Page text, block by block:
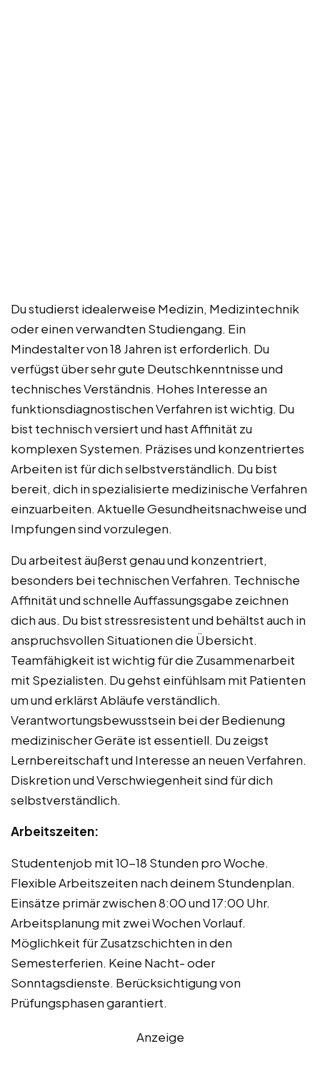
Du studierst idealerweise Medizin, Medizintechnik
oder einen verwandten Studiengang. Ein
Mindestalter von 18 Jahren ist erforderlich. Du
verfügst über sehr gute Deutschkenntnisse und
technisches Verständnis. Hohes Interesse an
funktionsdiagnostischen Verfahren ist wichtig. Du
bist technisch versiert und hast Affinität zu
komplexen Systemen. Präzises und konzentriertes
Arbeiten ist für dich selbstverständlich. Du bist
bereit, dich in spezialisierte medizinische Verfahren
einzuarbeiten. Aktuelle Gesundheitsnachweise und
Impfungen sind vorzulegen.
Du arbeitest äußerst genau und konzentriert,
besonders bei technischen Verfahren. Technische
Affinität und schnelle Auffassungsgabe zeichnen
dich aus. Du bist stressresistent und behältst auch in
anspruchsvollen Situationen die Übersicht.
Teamfähigkeit ist wichtig für die Zusammenarbeit
mit Spezialisten. Du gehst einfühlsam mit Patienten
um und erklärst Abläufe verständlich.
Verantwortungsbewusstsein bei der Bedienung
medizinischer Geräte ist essentiell. Du zeigst
Lernbereitschaft und Interesse an neuen Verfahren.
Diskretion und Verschwiegenheit sind für dich
selbstverständlich.
Arbeitszeiten:
Studentenjob mit 10-18 Stunden pro Woche.
Flexible Arbeitszeiten nach deinem Stundenplan.
Einsätze primär zwischen 8:00 und 17:00 Uhr.
Arbeitsplanung mit zwei Wochen Vorlauf.
Möglichkeit für Zusatzschichten in den
Semesterferien. Keine Nacht- oder
Sonntagsdienste. Berücksichtigung von
Prüfungsphasen garantiert.
Anzeige